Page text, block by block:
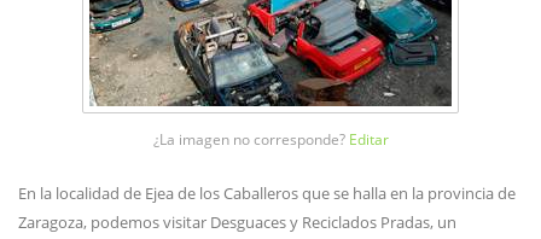
¿La imagen no corresponde? Editar
En la localidad de Ejea de los Caballeros que se halla en la provincia de
Zaragoza, podemos visitar Desguaces y Reciclados Pradas, un